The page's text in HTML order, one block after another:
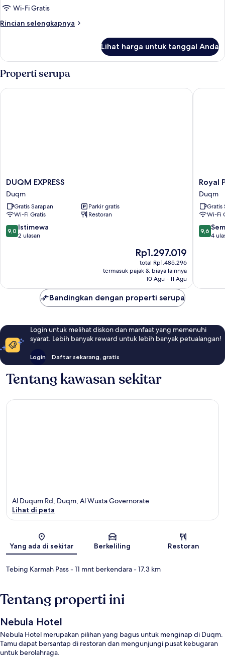
Double
atau
Twin
Wi-Fi Gratis
Rincian selengkapnya
Rincian
Kamar
Double
atau
Twin
Deluks
Lihat harga untuk tanggal Anda
Properti serupa
DUQM
EXPRESS
Duqm
DUQM EXPRESS
Duqm
Gratis Sarapan
Parkir gratis
Wi-Fi Gratis
Restoran
9.0
dari
9,0 Istimewa
2 ulasan
Harga
sekarang
Rp1.297.019
Rp1.297.019
total Rp1.485.296
termasuk pajak & biaya lainnya
10 Agu - 11 Agu
DUQM EXPRESS
Royal
Plaza
Hotel
-
Duqm
Duqm
Royal
Duqm
Gratis
Wi-Fi
9.6
dari
9,6
4
Royal
Bandingkan dengan properti serupa
Login untuk melihat diskon dan manfaat yang memenuhi
syarat. Lebih banyak reward untuk lebih banyak petualangan!
Login Daftar sekarang, gratis
Tentang kawasan sekitar
Peta
Al Duqum Rd, Duqm, Al Wusta Governorate
Lihat di peta
Yang ada di sekitar Berkeliling Restoran
Tebing Karmah Pass- 11 mnt berkendara- 17.3 km
Tentang properti ini
Nebula Hotel
Nebula Hotel merupakan pilihan yang bagus untuk menginap di Duqm.
Tamu dapat bersantap di restoran dan mengunjungi pusat kebugaran
untuk berolahraga.